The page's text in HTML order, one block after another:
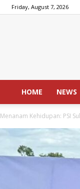
Friday, August 7, 2026
HOME NEWS
Menanam Kehidupan: PSI